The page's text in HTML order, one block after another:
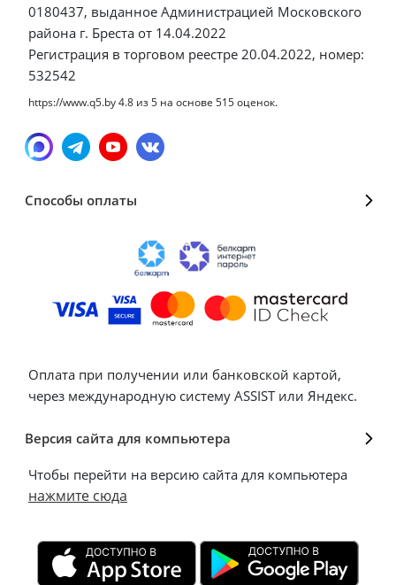
0180437, выданное Администрацией Московского
района г. Бреста от 14.04.2022
Регистрация в торговом реестре 20.04.2022, номер:
532542
https://www.q5.by4.8 из5 на основе 515оценок.
Способы оплаты
Оплата при получении или банковской картой,
через международную систему ASSIST или Яндекс.
Версия сайта для компьютера
Чтобы перейти на версию сайта для компьютера
нажмите сюда